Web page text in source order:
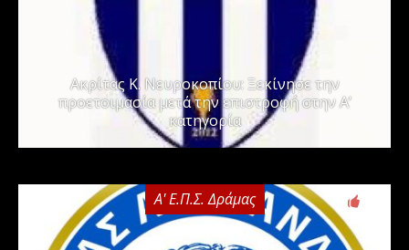
Ακρίτας Κ. Νευροκοπίου: Ξεκίνησε την
προετοιμασία μετά την επιστροφή στην Α’
κατηγορία
Α' Ε.Π.Σ. Δράμας